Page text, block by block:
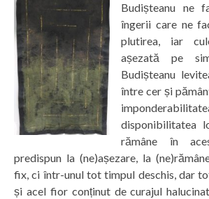
Budișteanu ne
îngerii care ne
plutirea, iar
așezată pe
Budișteanu
între cer și
disponibilitatea
rămâne în
predispun la (ne)așezare, la
fix, ci într-unul tot timpul deschis, dar
și acel fior conținut de curajul